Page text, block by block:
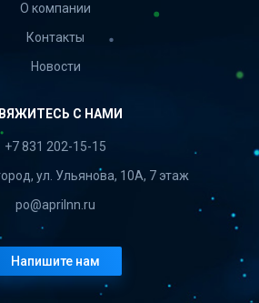
О компании
Контакты
Новости
С НАМИ
+7 831 202-15-15
ул. Ульянова, 10А, 7 этаж
po@aprilnn.ru
Напишите нам